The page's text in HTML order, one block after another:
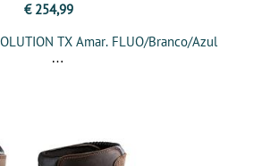
€ 254,99
TX Amar. FLUO/Branco/Azul